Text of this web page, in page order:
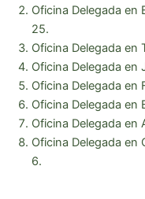
Oficina Delegada en
25.
Oficina Delegada en
Oficina Delegada en
Oficina Delegada en
Oficina Delegada en
Oficina Delegada en
Oficina Delegada en
6.